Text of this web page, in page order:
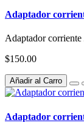
Adaptador
Adaptador
$150.00
Añadir al Carro
Adaptador